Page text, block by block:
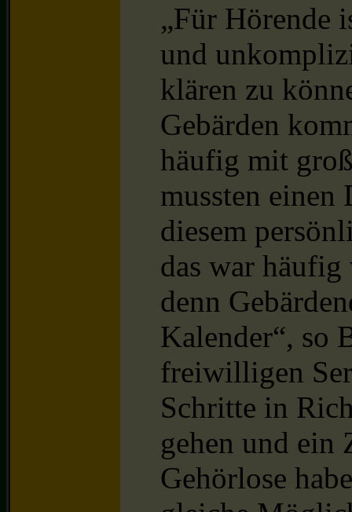
„Für Hörende
und
klären zu
Gebärden
häufig mit
mussten einen
diesem
das war
denn
Kalender“, so
freiwilligen
Schritte in
gehen und ein
Gehörlose